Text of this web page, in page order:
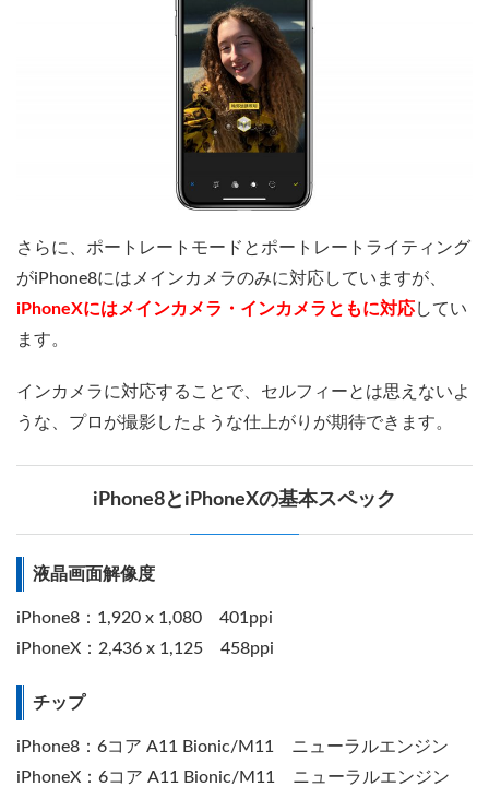
さらに、ポートレートモードとポートレートライティング
がiPhone8にはメインカメラのみに対応していますが、
iPhoneXにはメインカメラ・インカメラともに対応してい
ます。
インカメラに対応することで、セルフィーとは思えないよ
うな、プロが撮影したような仕上がりが期待できます。
iPhone8とiPhoneXの基本スペック
液晶画面解像度
iPhone8：1,920 x 1,080 401ppi
iPhoneX：2,436 x 1,125 458ppi
チップ
iPhone8：6コア A11 Bionic/M11 ニューラルエンジン
iPhoneX：6コア A11 Bionic/M11 ニューラルエンジン